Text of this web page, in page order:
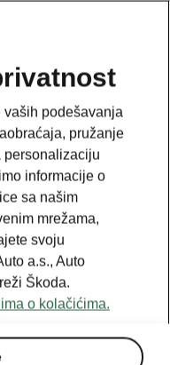
vaših podešavanja
pružanje
personalizaciju
informacije o
sa našim
mrežama,
svoju
a.s., Auto
Škoda.
o kolačićima.